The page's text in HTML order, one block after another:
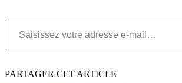
Saisissez votre adresse e-mail…
PARTAGER CET ARTICLE